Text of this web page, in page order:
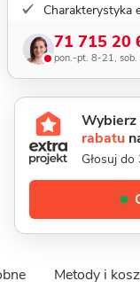
Charakterystyka
71 715 20
pon.-pt. 8-21,
rabatu
Głosuj do
Metody i